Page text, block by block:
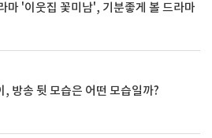
마 '이웃집 꽃미남', 기분좋게 볼 드라마
, 방송 뒷 모습은 어떤 모습일까?